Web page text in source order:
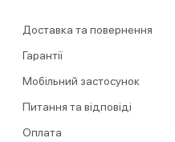
Доставка та повернення
Гарантії
Мобільний застосунок
Питання та відповіді
Оплата